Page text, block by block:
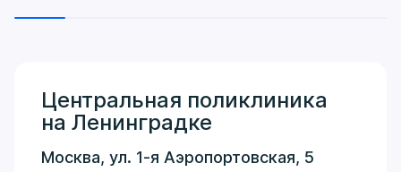
Центральная поликлиника
на Ленинградке
Москва, ул. 1-я Аэропортовская, 5